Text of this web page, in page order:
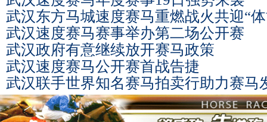
武汉东方马城速度赛马重燃战火共迎“
武汉速度赛马赛事举办第二场公开赛
武汉政府有意继续放开赛马政策
武汉速度赛马公开赛首战告捷
武汉联手世界知名赛马拍卖行助力赛马